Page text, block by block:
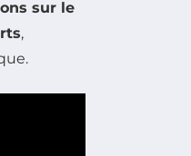
sur le
,